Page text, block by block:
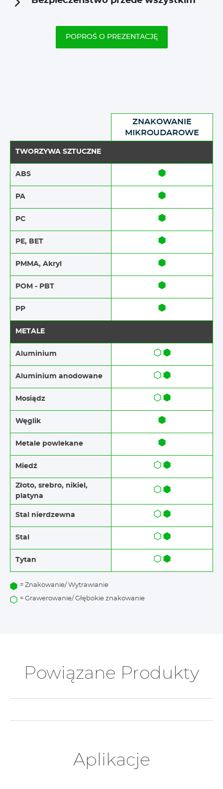
POPROŚ O PREZENTACJĘ
ZNAKOWANIE
MIKROUDAROWE
TWORZYWA SZTUCZNE
ABS​​
PA
PC
PE, BET
PMMA, Akryl
POM - PBT
PP
METALE
Aluminium
Aluminium​​ anodowane
Mosiądz
Węglik
Metale powlekane
Miedź
Złoto, srebro, nikiel,
platyna
Stal nierdzewna
Stal
Tytan
= Znakowanie/ Wytrawianie
= Grawerowanie/ Głębokie znakowanie
Powiązane Produkty
Aplikacje